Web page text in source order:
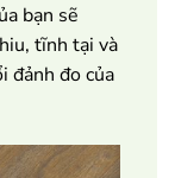
bạn sẽ
tĩnh tại và
đảnh đo của